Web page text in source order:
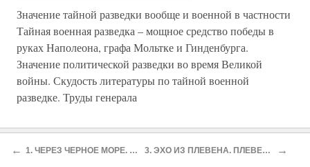
Значение тайной разведки вообще и военной в частности
Тайная военная разведка – мощное средство победы в
руках Наполеона, графа Мольтке и Гинденбурга.
Значение политической разведки во время Великой
войны. Скудость литературы по тайной военной
разведке. Труды генерала
О проекте Разделы
← 1. ЧЕРЕЗ ЧЕРНОЕ МОРЕ. СОВЕТСКАЯ РОССИЯ — ЗЕМЛЯ НАШИХ НАДЕЖД 3. ЭХО ИЗ ПЛЕВЕНА. ПЛЕВЕНСКОЕ ИЮНЬСКОЕ ВОССТАНИЕ — ПОДВИГ И ТРАГЕДИЯ →